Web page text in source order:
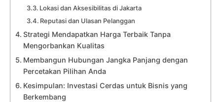
Lokasi dan Aksesibilitas di Jakarta
Reputasi dan Ulasan Pelanggan
Strategi Mendapatkan Harga Terbaik Tanpa
Mengorbankan Kualitas
Membangun Hubungan Jangka Panjang dengan
Percetakan Pilihan Anda
Kesimpulan: Investasi Cerdas untuk Bisnis yang
Berkembang